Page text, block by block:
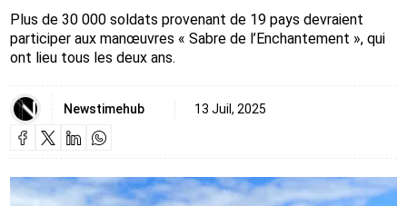
Plus de 30 000 soldats provenant de 19 pays devraient
participer aux manœuvres « Sabre de l’Enchantement », qui
ont lieu tous les deux ans.
Newstimehub 13 Juil, 2025